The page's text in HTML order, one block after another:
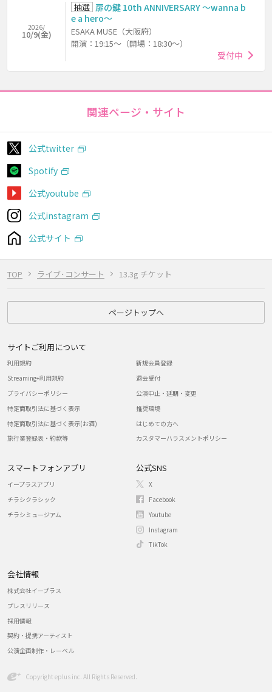
TOP ライブ･コンサート 13.3g チケット
2026/
10/9(金)
抽選 扉の鍵 10th ANNIVERSARY ～wanna b
e a hero～
ESAKA MUSE（大阪府）
開演：19:15～（開場：18:30～）
受付中
関連ページ・サイト
公式twitter
Spotify
公式youtube
公式instagram
公式サイト
ページトップへ
サイトご利用について
利用規約
Streaming+利用規約
プライバシーポリシー
特定商取引法に基づく表示
特定商取引法に基づく表示(お酒)
旅行業登録表・約款等
新規会員登録
退会受付
公演中止・延期・変更
推奨環境
はじめての方へ
カスタマーハラスメントポリシー
スマートフォンアプリ
イープラスアプリ
チラシクラシック
チラシミュージアム
公式SNS
X
Facebook
Youtube
Instagram
TikTok
会社情報
株式会社イープラス
プレスリリース
採用情報
契約・提携アーティスト
公演企画制作・レーベル
Copyright eplus inc. All Rights Reserved.